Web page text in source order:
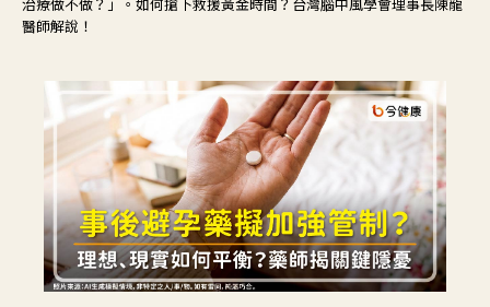
醫師解說！